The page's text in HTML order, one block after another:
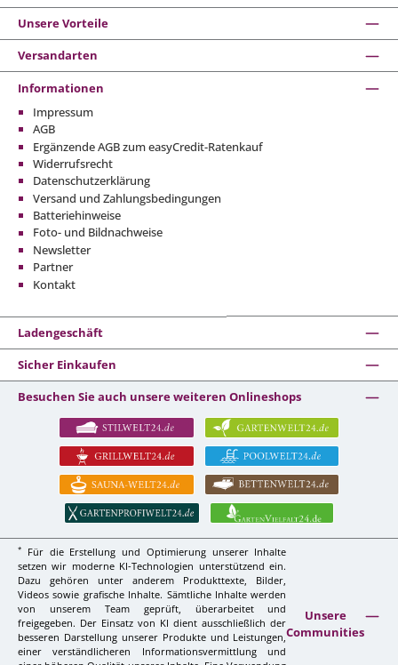
Unsere Vorteile
Versandarten
Informationen
Impressum
AGB
Ergänzende AGB zum easyCredit-Ratenkauf
Widerrufsrecht
Datenschutzerklärung
Versand und Zahlungsbedingungen
Batteriehinweise
Foto- und Bildnachweise
Newsletter
Partner
Kontakt
Ladengeschäft
Sicher Einkaufen
Besuchen Sie auch unsere weiteren Onlineshops
*
Für die Erstellung und Optimierung unserer Inhalte
setzen wir moderne KI-Technologien unterstützend ein.
Dazu gehören unter anderem Produkttexte, Bilder,
Videos sowie grafische Inhalte. Sämtliche Inhalte werden
von unserem Team geprüft, überarbeitet und
freigegeben. Der Einsatz von KI dient ausschließlich der
besseren Darstellung unserer Produkte und Leistungen,
einer verständlicheren Informationsvermittlung und
Unsere
Communities